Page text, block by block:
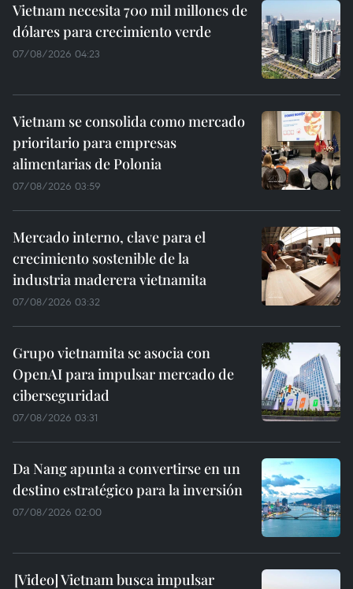
Vietnam necesita 700 mil millones de
dólares para crecimiento verde
07/08/2026 04:23
Vietnam se consolida como mercado
prioritario para empresas
alimentarias de Polonia
07/08/2026 03:59
Mercado interno, clave para el
crecimiento sostenible de la
industria maderera vietnamita
07/08/2026 03:32
Grupo vietnamita se asocia con
OpenAI para impulsar mercado de
ciberseguridad
07/08/2026 03:31
Da Nang apunta a convertirse en un
destino estratégico para la inversión
07/08/2026 02:00
Vietnam busca impulsar